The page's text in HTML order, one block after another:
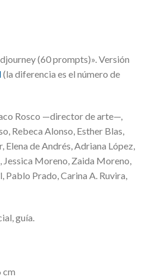
(60 prompts)». Versión
(la diferencia es el número de
Rosco —director de arte—,
Rebeca Alonso, Esther Blas,
Elena de Andrés, Adriana López,
Moreno, Zaida Moreno,
Pablo Prado, Carina A. Ruvira,
guía.
cm